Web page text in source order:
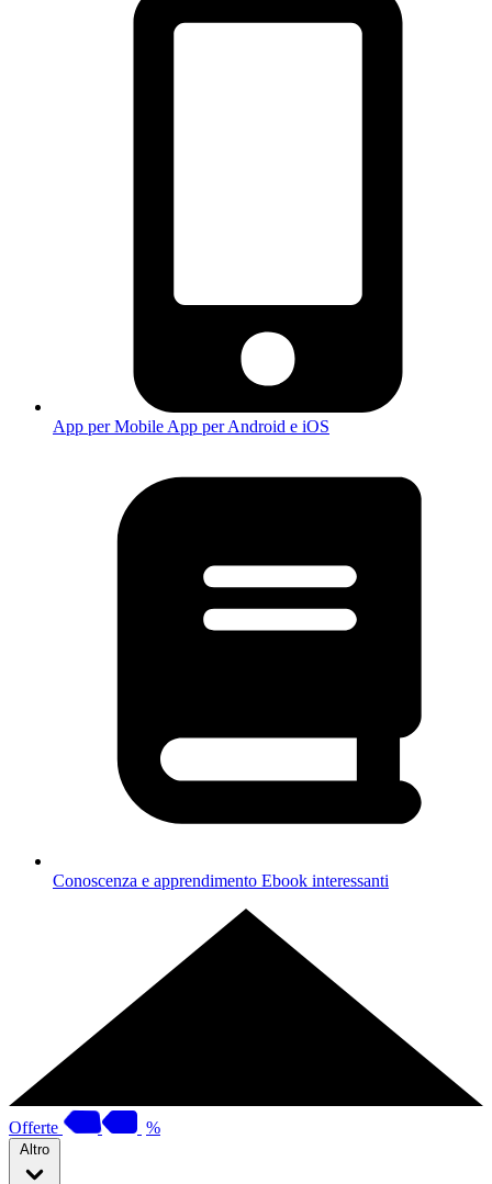
App per Mobile App per Android e iOS
Conoscenza e apprendimento Ebook interessanti
Offerte %
Altro